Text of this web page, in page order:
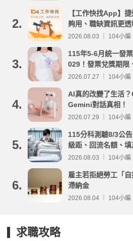
2.
【工作快找App】
夠用、職缺資訊更
2026.08.03 ｜ 104小編
3.
115年5-6月統一發
029！發票兌獎期限
2026.07.27 ｜ 104小編
4.
AI真的改變了生活
Gemini對話真相！
2026.07.29 ｜ 104小編
5.
115分科測驗8/3公
級距、回流名額、
分析
2026.08.03 ｜ 104小編
6.
雇主若拒絕勞工「
滯納金
2026.08.04 ｜ 104小編
求職攻略